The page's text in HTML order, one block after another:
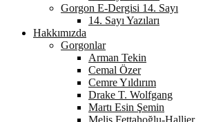
Gorgon E-Dergisi 14. Sayı
14. Sayı Yazıları
Hakkımızda
Gorgonlar
Arman Tekin
Cemal Özer
Cemre Yıldırım
Drake T. Wolfgang
Martı Esin Şemin